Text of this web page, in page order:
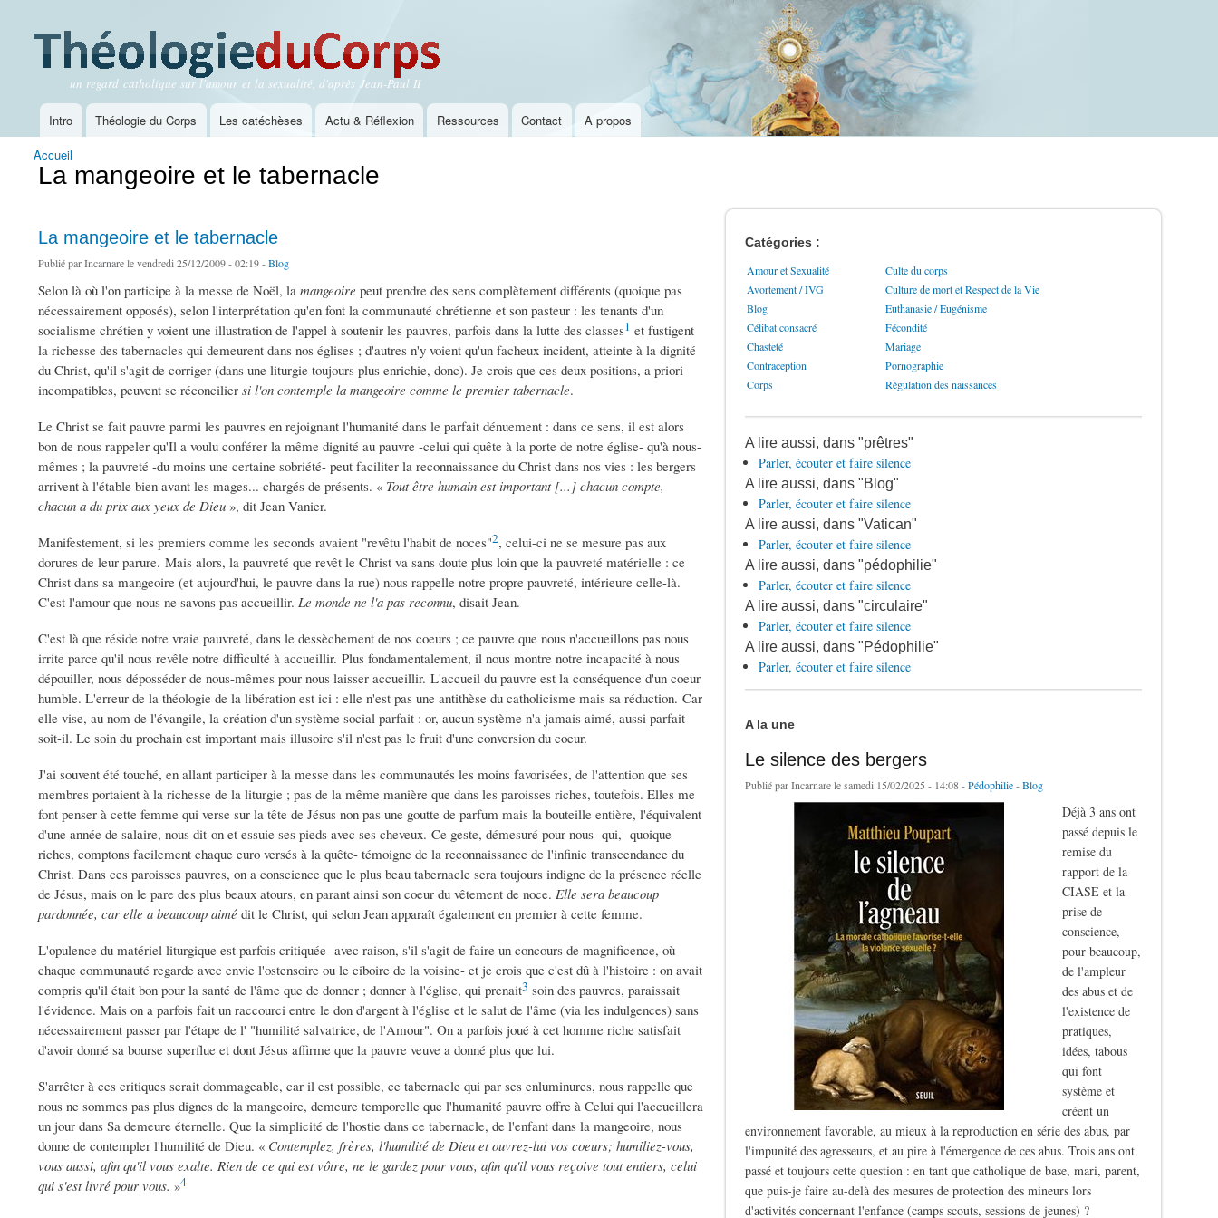
Théologie du Corps
un regard catholique sur l'amour et la sexualité, d'après Jean-Paul II
Menu principal
Intro Théologie du Corps Les catéchèses Actu & Réflexion Ressources Contact A propos
Vous êtes ici
Accueil
La mangeoire et le tabernacle
La mangeoire et le tabernacle
Publié parIncarnarele vendredi 25/12/2009 - 02:19 -Blog
Selon là où l'on participe à la messe de Noël, la mangeoire peut prendre des sens complètement différents (quoique pas
nécessairement opposés), selon l'interprétation qu'en font la communauté chrétienne et son pasteur : les tenants d'un
socialisme chrétien y voient une illustration de l'appel à soutenir les pauvres, parfois dans la lutte des classes1 et fustigent
la richesse des tabernacles qui demeurent dans nos églises ; d'autres n'y voient qu'un facheux incident, atteinte à la dignité
du Christ, qu'il s'agit de corriger (dans une liturgie toujours plus enrichie, donc). Je crois que ces deux positions, a priori
incompatibles, peuvent se réconcilier si l'on contemple la mangeoire comme le premier tabernacle.
Le Christ se fait pauvre parmi les pauvres en rejoignant l'humanité dans le parfait dénuement : dans ce sens, il est alors
bon de nous rappeler qu'Il a voulu conférer la même dignité au pauvre -celui qui quête à la porte de notre église- qu'à nous-
mêmes ; la pauvreté -du moins une certaine sobriété- peut faciliter la reconnaissance du Christ dans nos vies : les bergers
arrivent à l'étable bien avant les mages... chargés de présents. « Tout être humain est important [...] chacun compte,
chacun a du prix aux yeux de Dieu », dit Jean Vanier.
Manifestement, si les premiers comme les seconds avaient "revêtu l'habit de noces"2, celui-ci ne se mesure pas aux
dorures de leur parure. Mais alors, la pauvreté que revêt le Christ va sans doute plus loin que la pauvreté matérielle : ce
Christ dans sa mangeoire (et aujourd'hui, le pauvre dans la rue) nous rappelle notre propre pauvreté, intérieure celle-là.
C'est l'amour que nous ne savons pas accueillir. Le monde ne l'a pas reconnu, disait Jean.
C'est là que réside notre vraie pauvreté, dans le dessèchement de nos coeurs ; ce pauvre que nous n'accueillons pas nous
irrite parce qu'il nous revêle notre difficulté à accueillir. Plus fondamentalement, il nous montre notre incapacité à nous
dépouiller, nous déposséder de nous-mêmes pour nous laisser accueillir. L'accueil du pauvre est la conséquence d'un coeur
humble. L'erreur de la théologie de la libération est ici : elle n'est pas une antithèse du catholicisme mais sa réduction. Car
elle vise, au nom de l'évangile, la création d'un système social parfait : or, aucun système n'a jamais aimé, aussi parfait
soit-il. Le soin du prochain est important mais illusoire s'il n'est pas le fruit d'une conversion du coeur.
J'ai souvent été touché, en allant participer à la messe dans les communautés les moins favorisées, de l'attention que ses
membres portaient à la richesse de la liturgie ; pas de la même manière que dans les paroisses riches, toutefois. Elles me
font penser à cette femme qui verse sur la tête de Jésus non pas une goutte de parfum mais la bouteille entière, l'équivalent
d'une année de salaire, nous dit-on et essuie ses pieds avec ses cheveux. Ce geste, démesuré pour nous -qui, quoique
riches, comptons facilement chaque euro versés à la quête- témoigne de la reconnaissance de l'infinie transcendance du
Christ. Dans ces paroisses pauvres, on a conscience que le plus beau tabernacle sera toujours indigne de la présence réelle
de Jésus, mais on le pare des plus beaux atours, en parant ainsi son coeur du vêtement de noce. Elle sera beaucoup
pardonnée, car elle a beaucoup aimé dit le Christ, qui selon Jean apparaît également en premier à cette femme.
L'opulence du matériel liturgique est parfois critiquée -avec raison, s'il s'agit de faire un concours de magnificence, où
chaque communauté regarde avec envie l'ostensoire ou le ciboire de la voisine- et je crois que c'est dû à l'histoire : on avait
compris qu'il était bon pour la santé de l'âme que de donner ; donner à l'église, qui prenait3 soin des pauvres, paraissait
l'évidence. Mais on a parfois fait un raccourci entre le don d'argent à l'église et le salut de l'âme (via les indulgences) sans
nécessairement passer par l'étape de l' "humilité salvatrice, de l'Amour". On a parfois joué à cet homme riche satisfait
d'avoir donné sa bourse superflue et dont Jésus affirme que la pauvre veuve a donné plus que lui.
S'arrêter à ces critiques serait dommageable, car il est possible, ce tabernacle qui par ses enluminures, nous rappelle que
nous ne sommes pas plus dignes de la mangeoire, demeure temporelle que l'humanité pauvre offre à Celui qui l'accueillera
un jour dans Sa demeure éternelle. Que la simplicité de l'hostie dans ce tabernacle, de l'enfant dans la mangeoire, nous
donne de contempler l'humilité de Dieu. « Contemplez, frères, l'humilité de Dieu et ouvrez-lui vos coeurs; humiliez-vous,
vous aussi, afin qu'il vous exalte. Rien de ce qui est vôtre, ne le gardez pour vous, afin qu'il vous reçoive tout entiers, celui
qui s'est livré pour vous. »4
Catégories :
Amour et Sexualité
Culte du corps
Avortement / IVG
Culture de mort et Respect de la Vie
Blog
Euthanasie / Eugénisme
Célibat consacré
Fécondité
Chasteté
Mariage
Contraception
Pornographie
Corps
Régulation des naissances
A lire aussi, dans "prêtres"
Parler, écouter et faire silence
A lire aussi, dans "Blog"
Parler, écouter et faire silence
A lire aussi, dans "Vatican"
Parler, écouter et faire silence
A lire aussi, dans "pédophilie"
Parler, écouter et faire silence
A lire aussi, dans "circulaire"
Parler, écouter et faire silence
A lire aussi, dans "Pédophilie"
Parler, écouter et faire silence
A la une
Le silence des bergers
Publié parIncarnarele samedi 15/02/2025 - 14:08 -Pédophilie-Blog
Déjà 3 ans ont
passé depuis le
remise du
rapport de la
CIASE et la
prise de
conscience,
pour beaucoup,
de l'ampleur
des abus et de
l'existence de
pratiques,
idées, tabous
qui font
système et
créent un
environnement favorable, au mieux à la reproduction en série des abus, par
l'impunité des agresseurs, et au pire à l'émergence de ces abus. Trois ans ont
passé et toujours cette question : en tant que catholique de base, mari, parent,
que puis-je faire au-delà des mesures de protection des mineurs lors
d'activités concernant l'enfance (camps scouts, sessions de jeunes) ?